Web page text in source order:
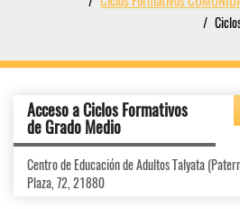
Acceso a Ciclos Formativos
de Grado Medio
Centro de Educación de Adultos Talyata
Plaza, 72, 21880